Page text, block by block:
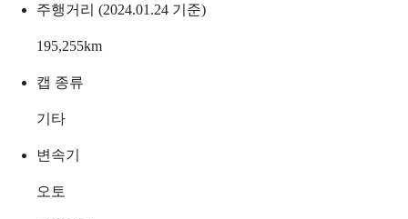
주행거리 (2024.01.24 기준)
195,255km
캡 종류
기타
변속기
오토